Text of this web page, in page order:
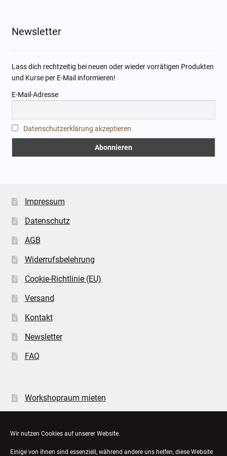
Wir nutzen Cookies auf unserer Website.
Einige von ihnen sind essenziell, während andere uns helfen, diese Website
Newsletter
Lass dich rechtzeitig bei neuen oder wieder vorrätigen Produkten
und Kurse per E-Mail informieren!
E-Mail-Adresse
Datenschutzerklärung akzeptieren
Impressum
Datenschutz
AGB
Widerrufsbelehrung
Cookie-Richtlinie (EU)
Versand
Kontakt
Newsletter
FAQ
Workshopraum mieten